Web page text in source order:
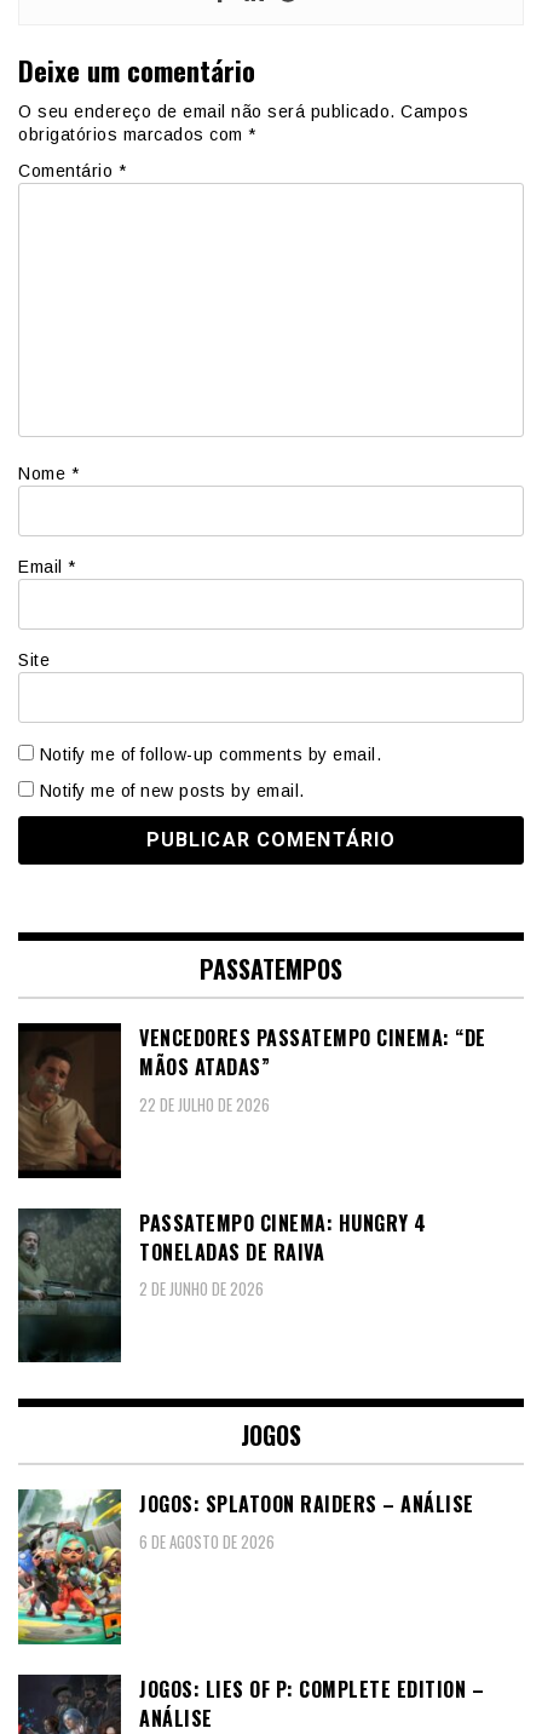
Deixe um comentário
O seu endereço de email não será publicado. Campos
obrigatórios marcados com *
Comentário *
Nome *
Email *
Site
Notify me of follow-up comments by email.
Notify me of new posts by email.
PASSATEMPOS
VENCEDORES PASSATEMPO CINEMA: “DE
MÃOS ATADAS”
22 DE JULHO DE 2026
PASSATEMPO CINEMA: HUNGRY 4
TONELADAS DE RAIVA
2 DE JUNHO DE 2026
JOGOS
JOGOS: SPLATOON RAIDERS – ANÁLISE
6 DE AGOSTO DE 2026
JOGOS: LIES OF P: COMPLETE EDITION –
ANÁLISE